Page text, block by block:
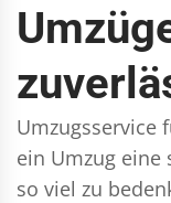
Umzugsservice
ein Umzug eine
so viel zu